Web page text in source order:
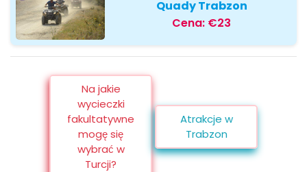
Quady Trabzon
Cena: €23
Na jakie
wycieczki
fakultatywne
mogę się
wybrać w
Turcji?
Atrakcje w
Trabzon